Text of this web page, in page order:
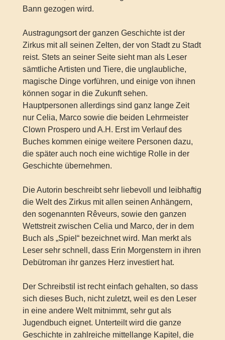
Bann gezogen wird.
Austragungsort der ganzen Geschichte ist der
Zirkus mit all seinen Zelten, der von Stadt zu Stadt
reist. Stets an seiner Seite sieht man als Leser
sämtliche Artisten und Tiere, die unglaubliche,
magische Dinge vorführen, und einige von ihnen
können sogar in die Zukunft sehen.
Hauptpersonen allerdings sind ganz lange Zeit
nur Celia, Marco sowie die beiden Lehrmeister
Clown Prospero und A.H. Erst im Verlauf des
Buches kommen einige weitere Personen dazu,
die später auch noch eine wichtige Rolle in der
Geschichte übernehmen.
Die Autorin beschreibt sehr liebevoll und leibhaftig
die Welt des Zirkus mit allen seinen Anhängern,
den sogenannten Rêveurs, sowie den ganzen
Wettstreit zwischen Celia und Marco, der in dem
Buch als „Spiel“ bezeichnet wird. Man merkt als
Leser sehr schnell, dass Erin Morgenstern in ihren
Debütroman ihr ganzes Herz investiert hat.
Der Schreibstil ist recht einfach gehalten, so dass
sich dieses Buch, nicht zuletzt, weil es den Leser
in eine andere Welt mitnimmt, sehr gut als
Jugendbuch eignet. Unterteilt wird die ganze
Geschichte in zahlreiche mittellange Kapitel, die